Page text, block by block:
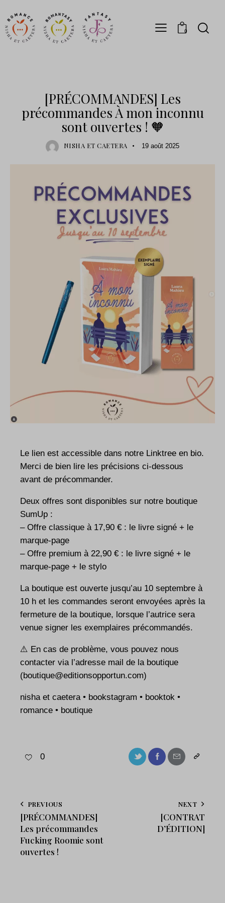
0
[PRÉCOMMANDES] Les
précommandes À mon inconnu
sont ouvertes ! 🧡
NISHA ET CAETERA 19 août 2025
Le lien est accessible dans notre Linktree en bio.
Merci de bien lire les précisions ci-dessous
avant de précommander.
Deux offres sont disponibles sur notre boutique
SumUp :
– Offre classique à 17,90 € : le livre signé + le
marque-page
– Offre premium à 22,90 € : le livre signé + le
marque-page + le stylo
La boutique est ouverte jusqu’au 10 septembre à
10 h et les commandes seront envoyées après la
fermeture de la boutique, lorsque l’autrice sera
venue signer les exemplaires précommandés.
⚠️ En cas de problème, vous pouvez nous
contacter via l’adresse mail de la boutique
(boutique@editionsopportun.com)
nisha et caetera • bookstagram • booktok •
romance • boutique
0
PREVIOUS
[PRÉCOMMANDES]
Les précommandes
Fucking Roomie sont
ouvertes !
NEXT
[CONTRAT
D’ÉDITION]